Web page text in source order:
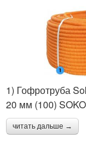
1) Гофротруба
20 мм (100)
читать дальше →